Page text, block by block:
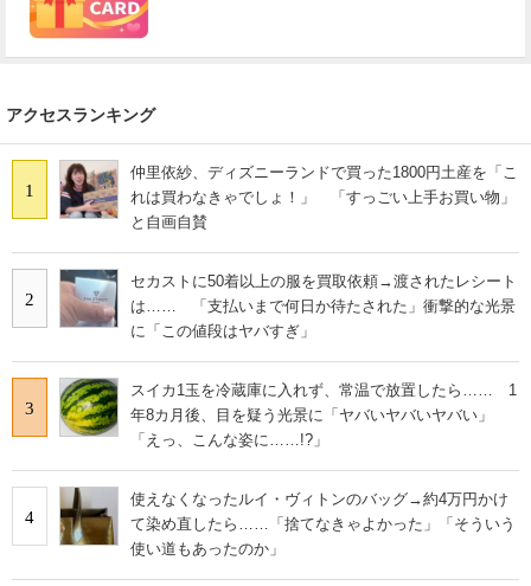
アクセスランキング
1
仲里依紗、ディズニーランドで買った1800円土産を「こ
れは買わなきゃでしょ！」 「すっごい上手お買い物」
と自画自賛
2
セカストに50着以上の服を買取依頼→渡されたレシート
は…… 「支払いまで何日か待たされた」衝撃的な光景
に「この値段はヤバすぎ」
3
スイカ1玉を冷蔵庫に入れず、常温で放置したら…… 1
年8カ月後、目を疑う光景に「ヤバいヤバいヤバい」
「えっ、こんな姿に……!?」
4
使えなくなったルイ・ヴィトンのバッグ→約4万円かけ
て染め直したら……「捨てなきゃよかった」「そういう
使い道もあったのか」